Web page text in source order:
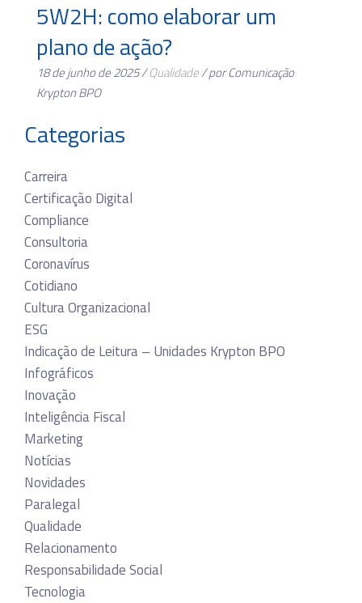
5W2H: como elaborar um
plano de ação?
18 de junho de 2025 /Qualidade/ por Comunicação
Krypton BPO
Categorias
Carreira
Certificação Digital
Compliance
Consultoria
Coronavírus
Cotidiano
Cultura Organizacional
ESG
Indicação de Leitura – Unidades Krypton BPO
Infográficos
Inovação
Inteligência Fiscal
Marketing
Notícias
Novidades
Paralegal
Qualidade
Relacionamento
Responsabilidade Social
Tecnologia